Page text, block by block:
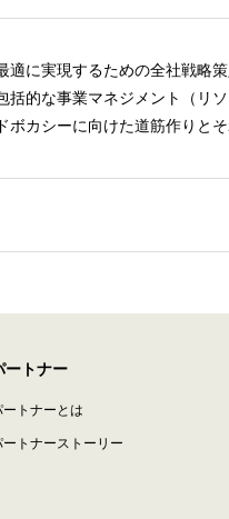
適に実現するための全社戦略
括的な事業マネジメント（リソ
ボカシーに向けた道筋作りと
ートナー
ートナーとは
ートナーストーリー